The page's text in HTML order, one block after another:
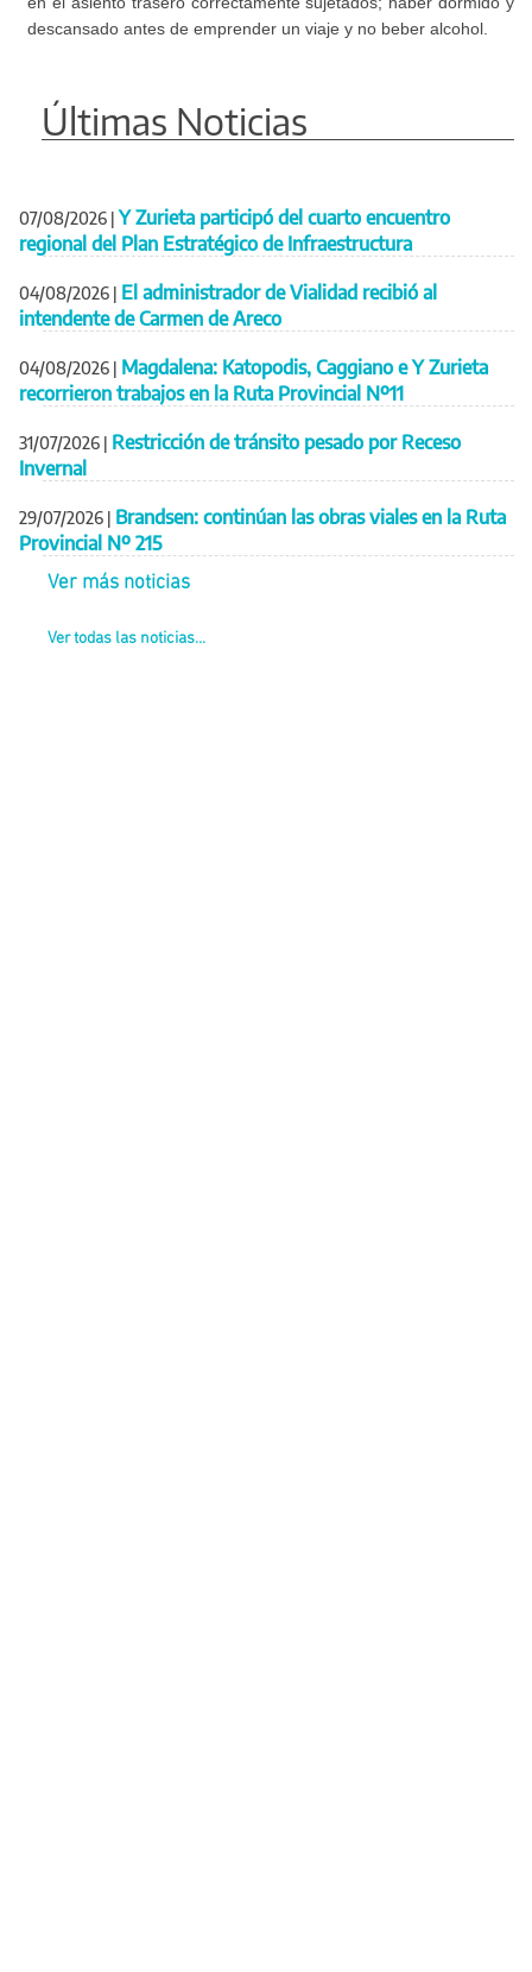
descansado antes de emprender un viaje y no beber alcohol.
Últimas Noticias
07/08/2026 | Y Zurieta participó del cuarto encuentro
regional del Plan Estratégico de Infraestructura
04/08/2026 | El administrador de Vialidad recibió al
intendente de Carmen de Areco
04/08/2026 | Magdalena: Katopodis, Caggiano e Y Zurieta
recorrieron trabajos en la Ruta Provincial Nº11
31/07/2026 | Restricción de tránsito pesado por Receso
Invernal
29/07/2026 | Brandsen: continúan las obras viales en la Ruta
Provincial Nº 215
Ver más noticias
Ver todas las noticias...